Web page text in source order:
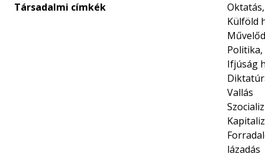
Társadalmi címkék
Külföld
Ifjúság
Vallás
lázadás